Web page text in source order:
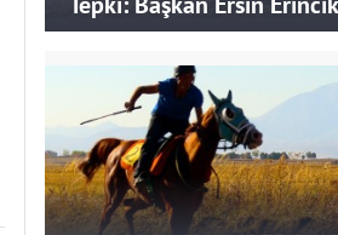
İddialar